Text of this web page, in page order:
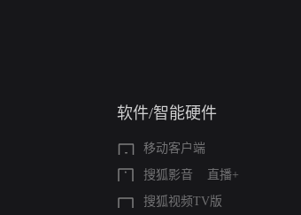
软件/智能硬件
移动客户端
搜狐影音
直播+
搜狐视频TV版